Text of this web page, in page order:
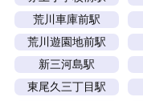
荒川車庫前駅
荒川遊園地前駅
新三河島駅
東尾久三丁目駅